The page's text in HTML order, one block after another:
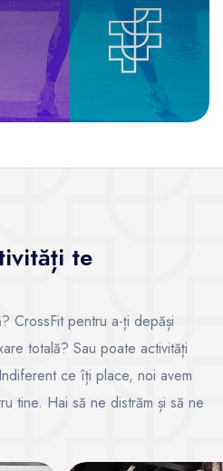
te
CrossFit pentru a-ți depăși
totală? Sau poate activități
ce îți place, noi avem
tine. Hai să ne distrăm și să ne